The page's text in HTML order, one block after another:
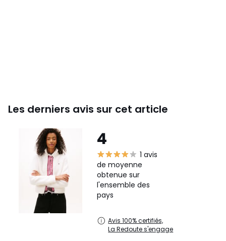
Les derniers avis sur cet article
4
1 avis
de moyenne
obtenue sur
l'ensemble des
pays
Avis 100% certifiés,
La Redoute s'engage